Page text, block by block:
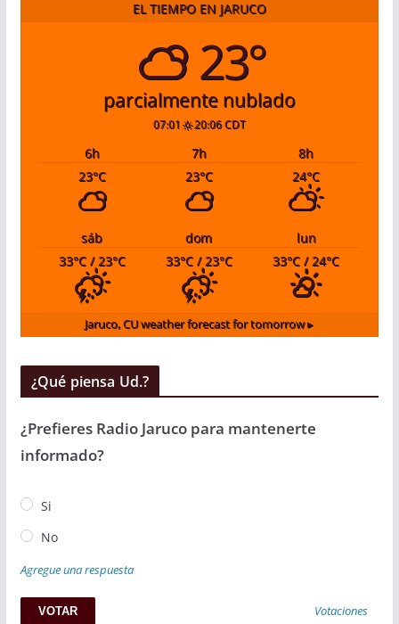
EL TIEMPO EN JARUCO
23°
parcialmente nublado
07:01 20:06 CDT
6h 7h 8h
23°C 23°C 24°C
sáb dom
lun
33°C/ 23°C 33°C/ 23°C 33°C/ 24°C
Jaruco, CUweather forecast for tomorrow ▸
¿Qué piensa Ud.?
¿Prefieres Radio Jaruco para mantenerte
informado?
Si
No
Agregue una respuesta
Votaciones